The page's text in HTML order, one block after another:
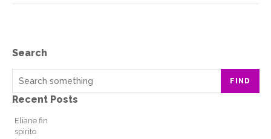
Search
FIND
Recent Posts
Eliane fin
spirito